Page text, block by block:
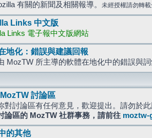
有關的新聞及相關報導。 未經授權請勿轉
Links 中文版
Links 電子報中文版網站
地化：錯誤與建議回報
MozTW 所主導的軟體在地化中的錯誤與
討論區
對討論區有任何意見，歡迎提出。請勿於
論區的 MozTW 社群事務，請前往 moztw-
的其他